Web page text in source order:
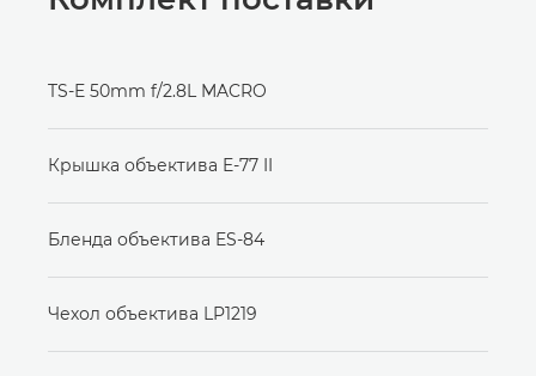
TS-E 50mm f/2.8L MACRO
Крышка объектива E-77 II
Бленда объектива ES-84
Чехол объектива LP1219